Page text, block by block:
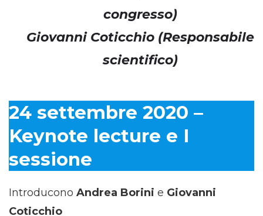
congresso)
Giovanni Coticchio (Responsabile
scientifico)
24 settembre 2020 –
Keynote lecture e I
sessione
Introducono Andrea Borini e Giovanni
Coticchio